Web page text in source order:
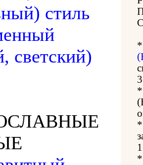
стиль
светский)